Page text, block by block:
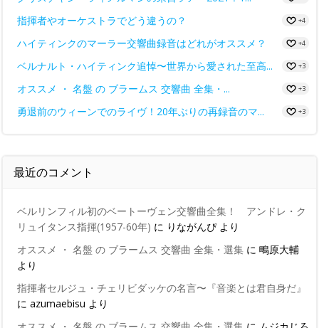
指揮者やオーケストラでどう違うの？ +4
ハイティンクのマーラー交響曲録音はどれがオススメ？ +4
ベルナルト・ハイティンク追悼〜世界から愛された至高... +3
オススメ ・ 名盤 の ブラームス 交響曲 全集・... +3
勇退前のウィーンでのライヴ！20年ぶりの再録音のマ... +3
最近のコメント
ベルリンフィル初のベートーヴェン交響曲全集！ アンドレ・ク
リュイタンス指揮(1957-60年) に りながんぴより
オススメ ・ 名盤 の ブラームス 交響曲 全集・選集 に 鴫原大輔
より
指揮者セルジュ・チェリビダッケの名言〜『音楽とは君自身だ』
に azumaebisu より